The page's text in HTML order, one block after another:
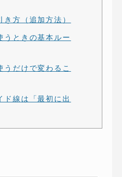
き方（追加方法）
うときの基本ルー
うだけで変わるこ
ド線は「最初に出